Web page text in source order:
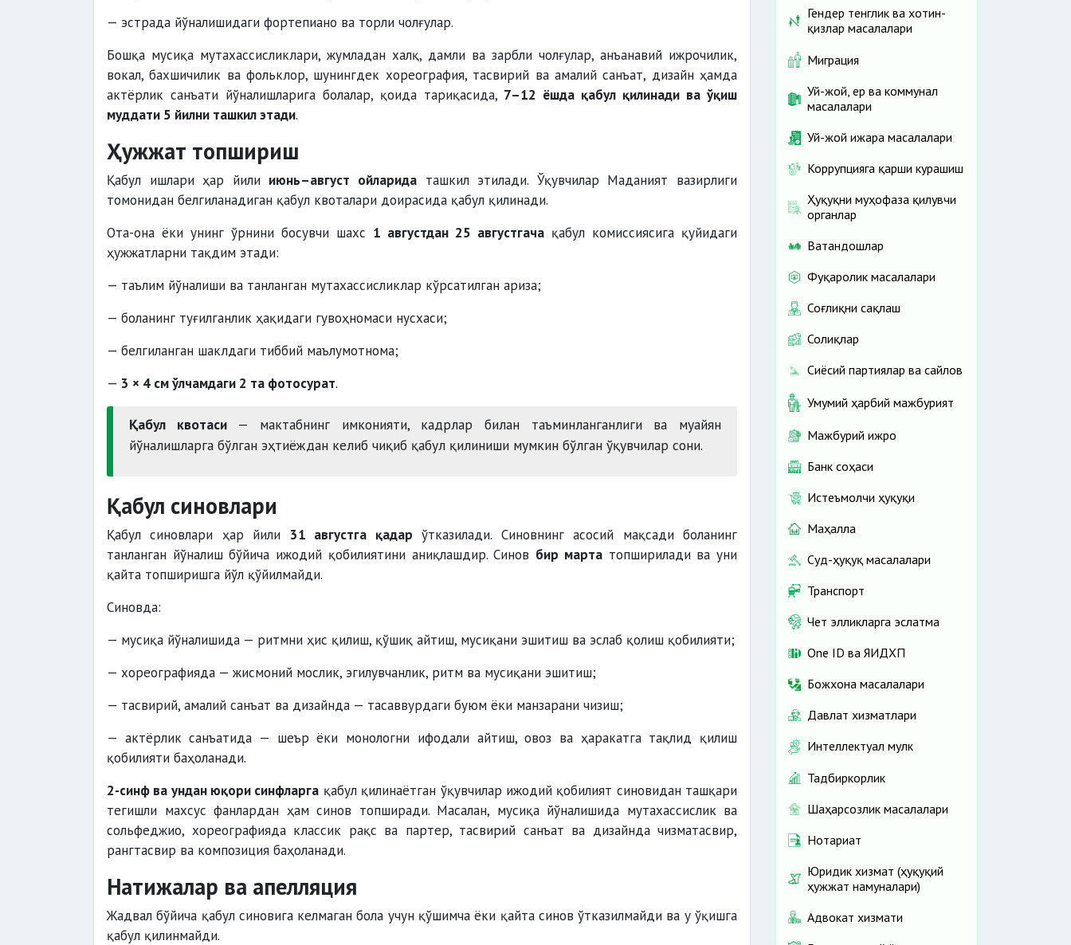
— эстрада йўналишидаги фортепиано ва торли чолғулар.
Бошқа мусиқа мутахассисликлари, жумладан халқ, дамли ва зарбли чолғулар, анъанавий ижрочилик,
вокал, бахшичилик ва фольклор, шунингдек хореография, тасвирий ва амалий санъат, дизайн ҳамда
актёрлик санъати йўналишларига болалар, қоида тариқасида, 7–12 ёшда қабул қилинади ва ўқиш
муддати 5 йилни ташкил этади.
Ҳужжат топшириш
Қабул ишлари ҳар йили июнь–август ойларида ташкил этилади. Ўқувчилар Маданият вазирлиги
томонидан белгиланадиган қабул квоталари доирасида қабул қилинади.
Ота-она ёки унинг ўрнини босувчи шахс 1 августдан 25 августгача қабул комиссиясига қуйидаги
ҳужжатларни тақдим этади:
— таълим йўналиши ва танланган мутахассисликлар кўрсатилган ариза;
— боланинг туғилганлик ҳақидаги гувоҳномаси нусхаси;
— белгиланган шаклдаги тиббий маълумотнома;
— 3 × 4 см ўлчамдаги 2 та фотосурат.
Қабул квотаси— мактабнинг имконияти, кадрлар билан таъминланганлиги ва муайян
йўналишларга бўлган эҳтиёждан келиб чиқиб қабул қилиниши мумкин бўлган ўқувчилар сони.
Қабул синовлари
Қабул синовлари ҳар йили 31 августга қадар ўтказилади. Синовнинг асосий мақсади боланинг
танланган йўналиш бўйича ижодий қобилиятини аниқлашдир. Синов бир мартатопширилади ва уни
қайта топширишга йўл қўйилмайди.
Синовда:
— мусиқа йўналишида — ритмни ҳис қилиш, қўшиқ айтиш, мусиқани эшитиш ва эслаб қолиш қобилияти;
— хореографияда — жисмоний мослик, эгилувчанлик, ритм ва мусиқани эшитиш;
— тасвирий, амалий санъат ва дизайнда — тасаввурдаги буюм ёки манзарани чизиш;
— актёрлик санъатида — шеър ёки монологни ифодали айтиш, овоз ва ҳаракатга тақлид қилиш
қобилияти баҳоланади.
2-синф ва ундан юқори синфларга қабул қилинаётган ўқувчилар ижодий қобилият синовидан ташқари
тегишли махсус фанлардан ҳам синов топширади. Масалан, мусиқа йўналишида мутахассислик ва
сольфеджио, хореографияда классик рақс ва партер, тасвирий санъат ва дизайнда чизматасвир,
рангтасвир ва композиция баҳоланади.
Натижалар ва апелляция
Жадвал бўйича қабул синовига келмаган бола учун қўшимча ёки қайта синов ўтказилмайди ва у ўқишга
қабул қилинмайди.
Гендер тенглик ва хотин-
қизлар масалалари
Миграция
Уй-жой, ер ва коммунал
масалалари
Уй-жой ижара масалалари
Коррупцияга қарши курашиш
Ҳуқуқни муҳофаза қилувчи
органлар
Ватандошлар
Фуқаролик масалалари
Соғлиқни сақлаш
Солиқлар
Сиёсий партиялар ва сайлов
Умумий ҳарбий мажбурият
Мажбурий ижро
Банк соҳаси
Истеъмолчи ҳуқуқи
Маҳалла
Суд-ҳуқуқ масалалари
Транспорт
Чет элликларга эслатма
One ID ва ЯИДХП
Божхона масалалари
Давлат хизматлари
Интеллектуал мулк
Тадбиркорлик
Шаҳарсозлик масалалари
Нотариат
Юридик хизмат (ҳуқуқий
ҳужжат намуналари)
Адвокат хизмати